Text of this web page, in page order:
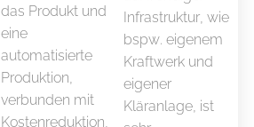
das Produkt und
eine
automatisierte
Produktion,
verbunden mit
Kostenreduktion,
Infrastruktur, wie
bspw. eigenem
Kraftwerk und
eigener
Kläranlage, ist